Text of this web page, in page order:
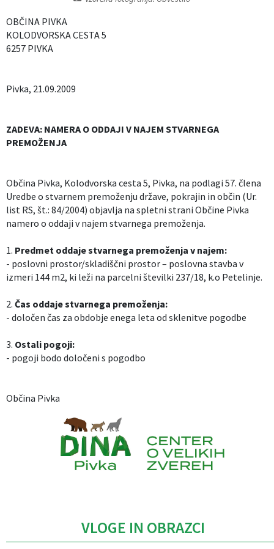
OBČINA PIVKA
KOLODVORSKA CESTA 5
6257 PIVKA
Pivka, 21.09.2009
ZADEVA: NAMERA O ODDAJI V NAJEM STVARNEGA
PREMOŽENJA
Občina Pivka, Kolodvorska cesta 5, Pivka, na podlagi 57. člena
Uredbe o stvarnem premoženju države, pokrajin in občin (Ur.
list RS, št.: 84/2004) objavlja na spletni strani Občine Pivka
namero o oddaji v najem stvarnega premoženja.
1. Predmet oddaje stvarnega premoženja v najem:
- poslovni prostor/skladiščni prostor – poslovna stavba v
izmeri 144 m2, ki leži na parcelni številki 237/18, k.o Petelinje.
2. Čas oddaje stvarnega premoženja:
- določen čas za obdobje enega leta od sklenitve pogodbe
3. Ostali pogoji:
- pogoji bodo določeni s pogodbo
Občina Pivka
VLOGE IN OBRAZCI
Izobraževanje
Kultura, šport in turizem